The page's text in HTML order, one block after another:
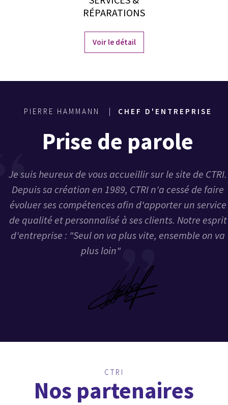
RÉPARATIONS
Voir le détail
PIERRE HAMMANN | CHEF D'ENTREPRISE
Prise de parole
Je suis heureux de vous accueillir sur le site de CTRI.
Depuis sa création en 1989, CTRI n'a cessé de faire
évoluer ses compétences afin d'apporter un service
de qualité et personnalisé à ses clients. Notre esprit
d'entreprise : "Seul on va plus vite, ensemble on va
plus loin"
CTRI
Nos partenaires